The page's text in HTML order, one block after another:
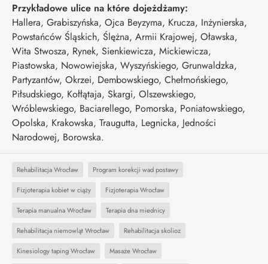
Przykładowe ulice na które dojeżdżamy:
Hallera, Grabiszyńska, Ojca Beyzyma, Krucza, Inżynierska,
Powstańców Śląskich, Ślężna, Armii Krajowej, Oławska,
Wita Stwosza, Rynek, Sienkiewicza, Mickiewicza,
Piastowska, Nowowiejska, Wyszyńskiego, Grunwaldzka,
Partyzantów, Okrzei, Dembowskiego, Chełmońskiego,
Piłsudskiego, Kołłątaja, Skargi, Olszewskiego,
Wróblewskiego, Baciarellego, Pomorska, Poniatowskiego,
Opolska, Krakowska, Traugutta, Legnicka, Jedności
Narodowej, Borowska.
Rehabilitacja Wrocław Program korekcji wad postawy
Fizjoterapia kobiet w ciąży Fizjoterapia Wrocław
Terapia manualna Wrocław Terapia dna miednicy
Rehabilitacja niemowląt Wrocław Rehabilitacja skolioz
Kinesiology taping Wrocław Masaże Wrocław